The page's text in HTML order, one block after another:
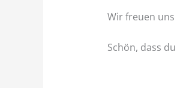
Wir freuen uns
Schön, dass